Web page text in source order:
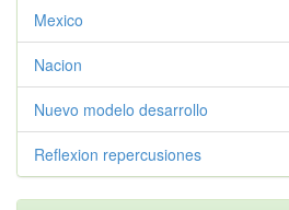
Mexico
Nacion
Nuevo modelo desarrollo
Reflexion repercusiones